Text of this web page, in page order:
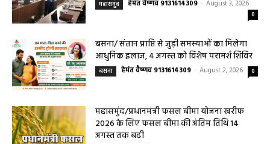
महासमुंद हेमंत वैष्णव 9131614309 - August 3, 2026
0
बसना/ संतान प्राप्ति से जुड़ी समस्याओं का मिलेगा
आधुनिक इलाज, 4 अगस्त को विशेष परामर्श शिविर
बसना हेमंत वैष्णव 9131614309 - August 2, 2026 0
महासमुंद/प्रधानमंत्री फसल बीमा योजना खरीफ
2026 के लिए फसल बीमा की अंतिम तिथि 14
अगस्त तक बढ़ी